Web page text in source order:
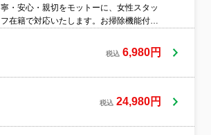
寧・安心・親切をモットーに、女性スタッ
フ在籍で対応いたします。お掃除機能付き
いるご家庭でも安心。ビフォーアフター画
像のご確認も可能で、目に見えるキレイを
税込 6,980円
税込 24,980円